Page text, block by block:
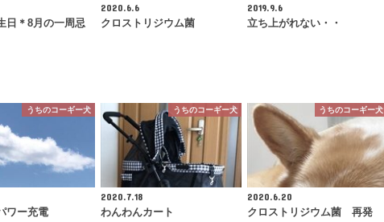
日＊8月の一周忌
2020.6.6
クロストリジウム菌
2019.9.6
立ち上がれない・・
うちのコーギー犬
ワー充電
うちのコーギー犬
2020.7.18
わんわんカート
うちのコーギー犬
2020.6.20
クロストリジウム菌 再発